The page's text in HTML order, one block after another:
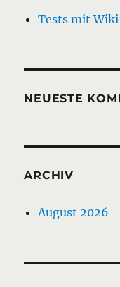
Tests mit
NEUESTE
ARCHIV
August 2026